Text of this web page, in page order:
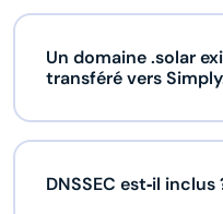
Un domaine .solar
transféré vers
DNSSEC est‑il inclus